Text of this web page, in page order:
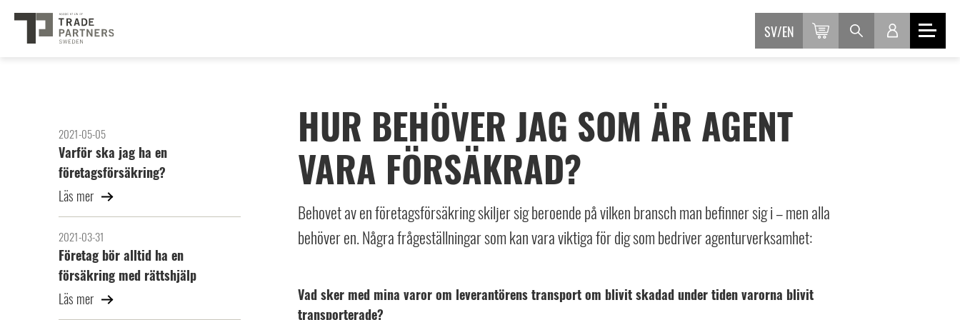
SV EN
2021-05-05
Varför ska jag ha en
företagsförsäkring?
Läs mer
2021-03-31
Företag bör alltid ha en
försäkring med rättshjälp
Läs mer
HUR BEHÖVER JAG SOM ÄR AGENT
VARA FÖRSÄKRAD?
Behovet av en företagsförsäkring skiljer sig beroende på vilken bransch man befinner sig i – men alla
behöver en. Några frågeställningar som kan vara viktiga för dig som bedriver agenturverksamhet:
Vad sker med mina varor om leverantörens transport om blivit skadad under tiden varorna blivit
transporterade?